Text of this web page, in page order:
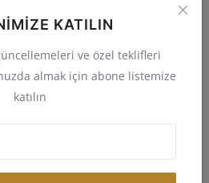
KATILIN
ve özel teklifleri
almak için abone listemize
katılın